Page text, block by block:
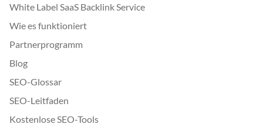
White Label SaaS Backlink Service
Wie es funktioniert
Partnerprogramm
Blog
SEO-Glossar
SEO-Leitfaden
Kostenlose SEO-Tools